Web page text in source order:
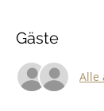
Gäste
Alle